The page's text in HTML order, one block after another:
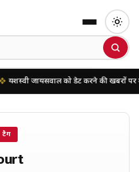
डेट करने की खबरों पर मृणाल ठाकुर ने तोड़ी
टैग